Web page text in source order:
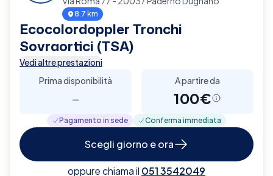
8.7 km
Ecocolordoppler Tronchi
Sovraortici (TSA)
Vedi altre prestazioni
Prima disponibilità
-
A partire da
100€
Pagamento in sede Conferma immediata
Scegli giorno e ora
oppure chiama il 051 3542049